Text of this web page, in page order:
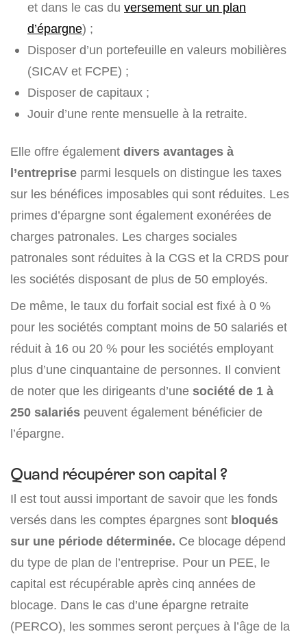
et dans le cas du versement sur un plan
d’épargne) ;
Disposer d’un portefeuille en valeurs mobilières
(SICAV et FCPE) ;
Disposer de capitaux ;
Jouir d’une rente mensuelle à la retraite.
Elle offre également divers avantages à
l’entreprise parmi lesquels on distingue les taxes
sur les bénéfices imposables qui sont réduites. Les
primes d’épargne sont également exonérées de
charges patronales. Les charges sociales
patronales sont réduites à la CGS et la CRDS pour
les sociétés disposant de plus de 50 employés.
De même, le taux du forfait social est fixé à 0 %
pour les sociétés comptant moins de 50 salariés et
réduit à 16 ou 20 % pour les sociétés employant
plus d’une cinquantaine de personnes. Il convient
de noter que les dirigeants d’une société de 1 à
250 salariés peuvent également bénéficier de
l’épargne.
Quand récupérer son capital ?
Il est tout aussi important de savoir que les fonds
versés dans les comptes épargnes sont bloqués
sur une période déterminée. Ce blocage dépend
du type de plan de l’entreprise. Pour un PEE, le
capital est récupérable après cinq années de
blocage. Dans le cas d’une épargne retraite
(PERCO), les sommes seront perçues à l’âge de la